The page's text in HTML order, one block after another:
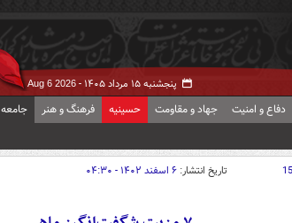
پنجشنبه ۱۵ مرداد ۱۴۰۵ - Aug 6 2026
دفاع و امنیت جهاد و مقاومت حسینیه فرهنگ و هنر جامعه
تاریخ انتشار: ۶ اسفند ۱۴۰۲ - ۰۴:۳۰